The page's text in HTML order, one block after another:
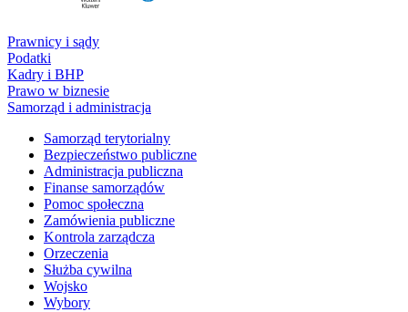
Prawnicy i sądy
Podatki
Kadry i BHP
Prawo w biznesie
Samorząd i administracja
Samorząd terytorialny
Bezpieczeństwo publiczne
Administracja publiczna
Finanse samorządów
Pomoc społeczna
Zamówienia publiczne
Kontrola zarządcza
Orzeczenia
Służba cywilna
Wojsko
Wybory